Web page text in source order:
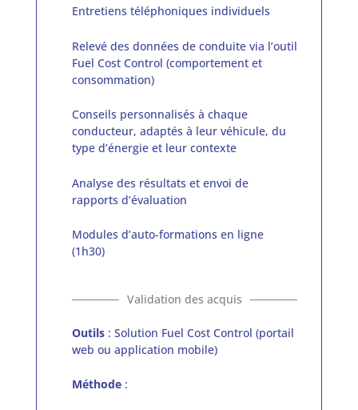
Entretiens téléphoniques individuels
Relevé des données de conduite via l’outil
Fuel Cost Control (comportement et
consommation)
Conseils personnalisés à chaque
conducteur, adaptés à leur véhicule, du
type d’énergie et leur contexte
Analyse des résultats et envoi de
rapports d’évaluation
Modules d’auto-formations en ligne
(1h30)
Outils: Solution Fuel Cost Control (portail
web ou application mobile)
Méthode: